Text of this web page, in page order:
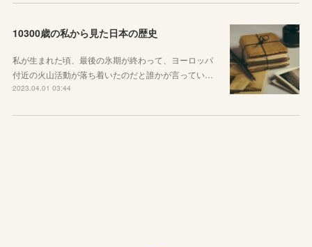
10300歳の私から見た日本の歴史
私が生まれた頃、最後の氷期が終わって、ヨーロッパ
付近の火山活動が落ち着いたのだと誰かが言ってい…
2023.04.01 03:44